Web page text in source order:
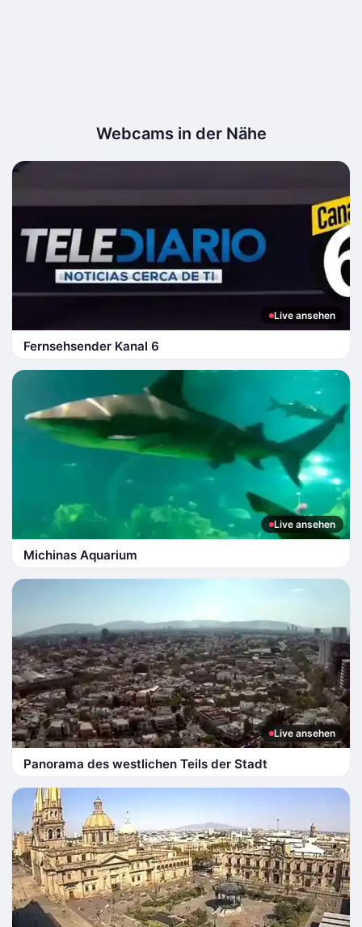
Webcams in der Nähe
Live ansehen
Fernsehsender Kanal 6
Live ansehen
Michinas Aquarium
Live ansehen
Panorama des westlichen Teils der Stadt